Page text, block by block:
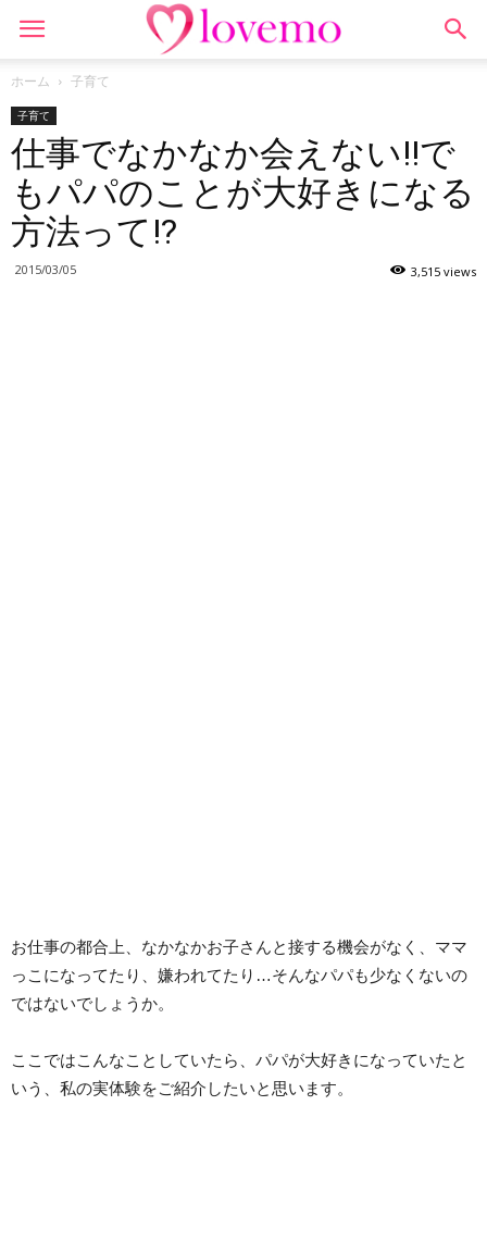
ホーム 子育て
子育て
仕事でなかなか会えない!!で
もパパのことが大好きになる
方法って!?
2015/03/05 3,515 views
お仕事の都合上、なかなかお子さんと接する機会がなく、ママ
っこになってたり、嫌われてたり…そんなパパも少なくないの
ではないでしょうか。
ここではこんなことしていたら、パパが大好きになっていたと
いう、私の実体験をご紹介したいと思います。